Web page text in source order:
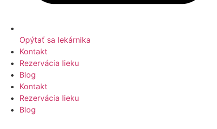
Opýtať sa lekárnika
Kontakt
Rezervácia lieku
Blog
Kontakt
Rezervácia lieku
Blog